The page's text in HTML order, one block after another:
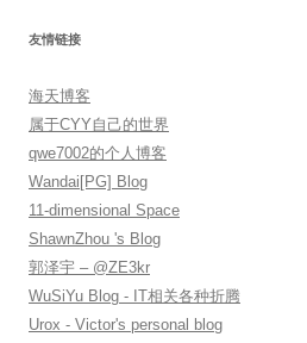
友情链接
海天博客
属于CYY自己的世界
qwe7002的个人博客
Wandai[PG] Blog
11-dimensional Space
ShawnZhou 's Blog
郭泽宇 – @ZE3kr
WuSiYu Blog - IT相关各种折腾
Urox - Victor's personal blog